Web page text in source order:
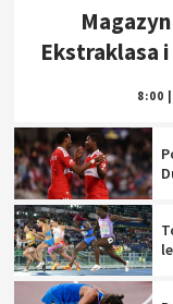
Ekstraklasa
8:00 |